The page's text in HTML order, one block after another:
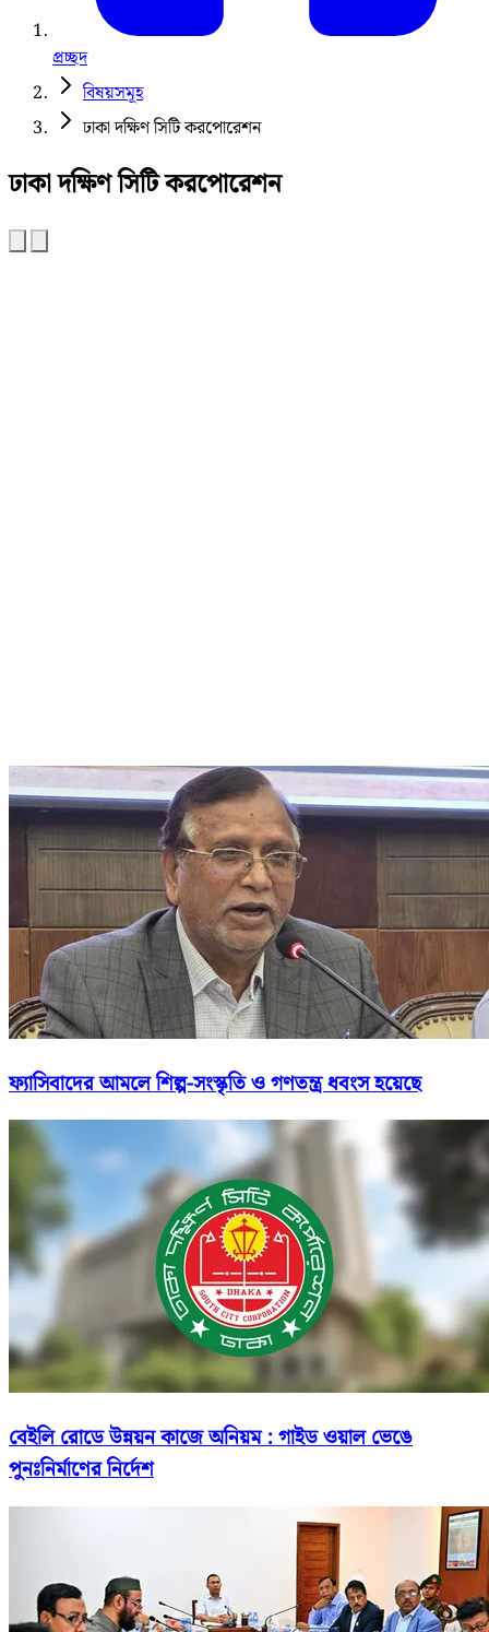
প্রচ্ছদ
বিষয়সমূহ
ঢাকা দক্ষিণ সিটি করপোরেশন
ঢাকা দক্ষিণ সিটি করপোরেশন
ফ্যাসিবাদের আমলে শিল্প-সংস্কৃতি ও গণতন্ত্র ধবংস হয়েছে
বেইলি রোডে উন্নয়ন কাজে অনিয়ম : গাইড ওয়াল ভেঙে
পুনঃনির্মাণের নির্দেশ